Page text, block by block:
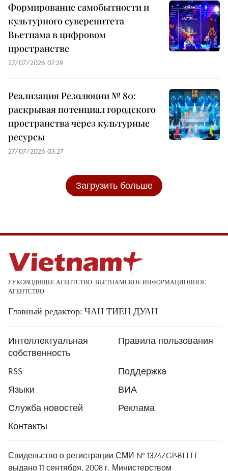
Формирование самобытности и
культурного суверенитета
Вьетнама в цифровом
пространстве
27/07/2026 07:29
Реализация Резолюции № 80:
раскрывая потенциал городского
пространства через культурные
ресурсы
27/07/2026 03:27
Загрузить больше
РУКОВОДЯЩЕЕ АГЕНТСТВО: ВЬЕТНАМСКОЕ ИНФОРМАЦИОННОЕ
АГЕНТСТВО
Главный редактор: ЧАН ТИЕН ДУАН
Интеллектуальная
собственность
Правила пользования
RSS
Поддержка
Языки
ВИА
Служба новостей
Реклама
Контакты
Свидельство о регистрации СМИ № 1374/GP-BTTTT
выдано 11 сентября, 2008 г. Министерством